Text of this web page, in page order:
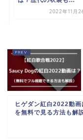
2022年11月26日
ヒゲダン紅白2022動
を無料で見る方法も解